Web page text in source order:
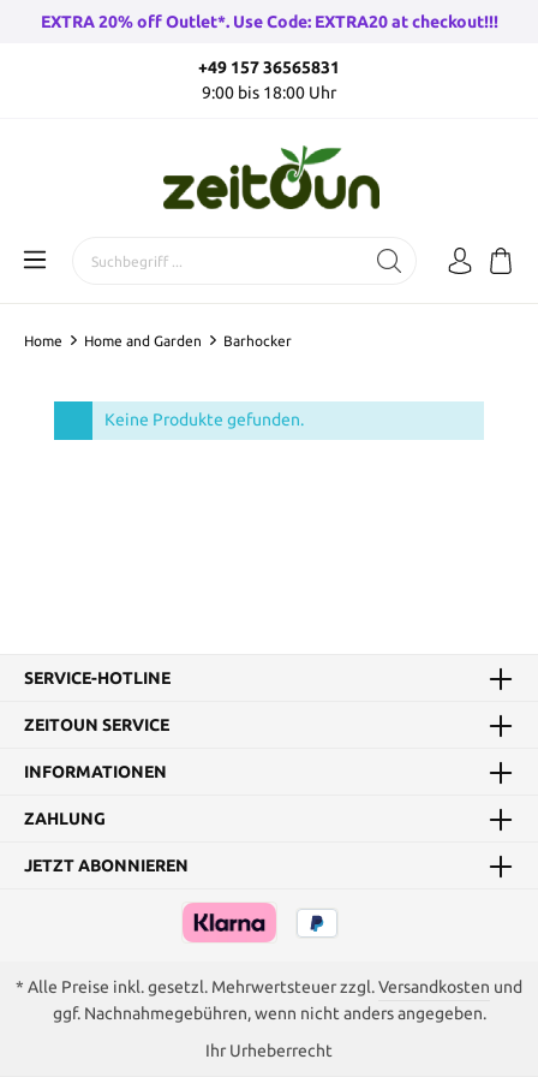
EXTRA 20% off Outlet*. Use Code: EXTRA20 at checkout!!!
+49 157 36565831
9:00 bis 18:00 Uhr
Home Home and Garden Barhocker
Keine Produkte gefunden.
SERVICE-HOTLINE
ZEITOUN SERVICE
INFORMATIONEN
ZAHLUNG
JETZT ABONNIEREN
* Alle Preise inkl. gesetzl. Mehrwertsteuer zzgl.Versandkosten und
ggf. Nachnahmegebühren, wenn nicht anders angegeben.
Ihr Urheberrecht